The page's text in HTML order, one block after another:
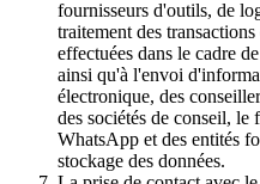
fournisseurs d'outils, de
traitement des
effectuées dans le cadre
ainsi qu'à l'envoi
électronique, des
des sociétés de conseil,
WhatsApp et des entités
stockage des données.